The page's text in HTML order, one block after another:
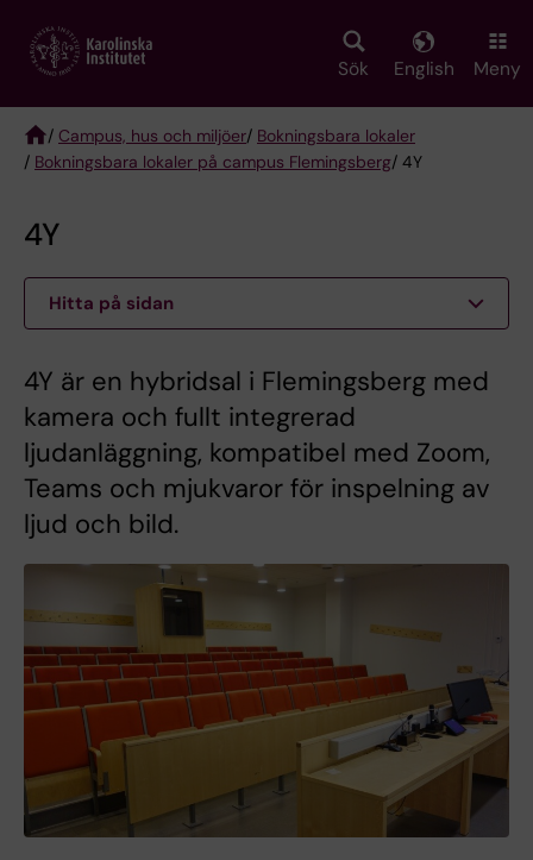
main
Sök English Meny
Breadcrumb
/ Campus, hus och miljöer/ Bokningsbara lokaler
/ Bokningsbara lokaler på campus Flemingsberg/ 4Y
4Y
Hitta på sidan
4Y är en hybridsal i Flemingsberg med
kamera och fullt integrerad
ljudanläggning, kompatibel med Zoom,
Teams och mjukvaror för inspelning av
ljud och bild.